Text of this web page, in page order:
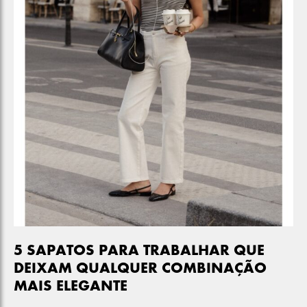
5 SAPATOS PARA TRABALHAR QUE
DEIXAM QUALQUER COMBINAÇÃO
MAIS ELEGANTE